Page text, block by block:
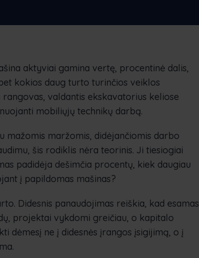
aktyviai gamina vertę, procentinė dalis,
kokios daug turto turinčios veiklos
valdantis ekskavatorius keliose
mobiliųjų technikų darbą.
mažomis maržomis, didėjančiomis darbo
šis rodiklis nėra teorinis. Ji tiesiogiai
padidėja dešimčia procentų, kiek daugiau
į papildomas mašinas?
Didesnis panaudojimas reiškia, kad esamas
projektai vykdomi greičiau, o kapitalo
dėmesį ne į didesnės įrangos įsigijimą, o į